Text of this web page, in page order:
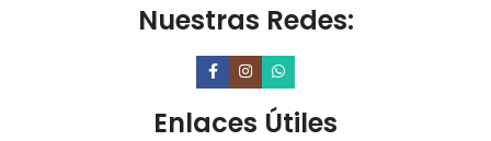
Nuestras Redes:
Enlaces Útiles